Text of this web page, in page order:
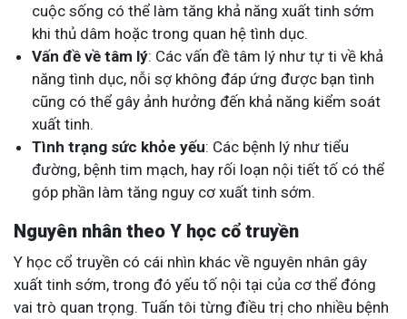
cuộc sống có thể làm tăng khả năng xuất tinh sớm
khi thủ dâm hoặc trong quan hệ tình dục.
Vấn đề về tâm lý: Các vấn đề tâm lý như tự ti về khả
năng tình dục, nỗi sợ không đáp ứng được bạn tình
cũng có thể gây ảnh hưởng đến khả năng kiểm soát
xuất tinh.
Tình trạng sức khỏe yếu: Các bệnh lý như tiểu
đường, bệnh tim mạch, hay rối loạn nội tiết tố có thể
góp phần làm tăng nguy cơ xuất tinh sớm.
Nguyên nhân theo Y học cổ truyền
Y học cổ truyền có cái nhìn khác về nguyên nhân gây
xuất tinh sớm, trong đó yếu tố nội tại của cơ thể đóng
vai trò quan trọng. Tuấn tôi từng điều trị cho nhiều bệnh